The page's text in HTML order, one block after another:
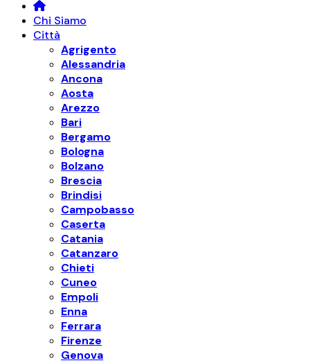
Chi Siamo
Città
Agrigento
Alessandria
Ancona
Aosta
Arezzo
Bari
Bergamo
Bologna
Bolzano
Brescia
Brindisi
Campobasso
Caserta
Catania
Catanzaro
Chieti
Cuneo
Empoli
Enna
Ferrara
Firenze
Genova